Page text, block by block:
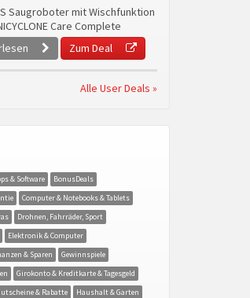
Saugroboter mit Wischfunktion
Care Complete
Zum Deal
Alle User Deals »
& Software
BonusDeals
Computer & Notebooks & Tablets
Drohnen, Fahrräder, Sport
Elektronik & Computer
& Sparen
Gewinnspiele
Girokonto & Kreditkarte & Tagesgeld
& Rabatte
Haushalt & Garten